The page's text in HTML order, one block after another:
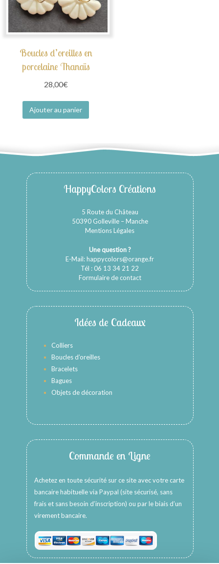
Boucles d’oreilles en
porcelaine Thanaïs
28,00€
Ajouter au panier
HappyColors Créations
5 Route du Château
50390 Golleville – Manche
Mentions Légales
Une question ?
E-Mail:happycolors@orange.fr
Tél : 06 13 34 21 22
Formulaire de contact
Idées de Cadeaux
Colliers
Boucles d’oreilles
Bracelets
Bagues
Objets de décoration
Commande en Ligne
Achetez en toute sécurité sur ce site avec votre carte
bancaire habituelle via Paypal (site sécurisé, sans
frais et sans besoin d’inscription) ou par le biais d’un
virement bancaire.